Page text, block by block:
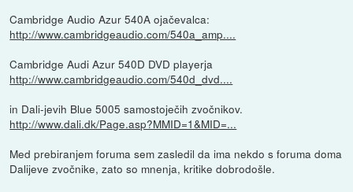
Cambridge Audio Azur 540A ojačevalca:
http://www.cambridgeaudio.com/540a_amp....
Cambridge Audi Azur 540D DVD playerja
http://www.cambridgeaudio.com/540d_dvd....
in Dali-jevih Blue 5005 samostoječih zvočnikov.
http://www.dali.dk/Page.asp?MMID=1&MID=...
Med prebiranjem foruma sem zasledil da ima nekdo s foruma doma
Dalijeve zvočnike, zato so mnenja, kritike dobrodošle.